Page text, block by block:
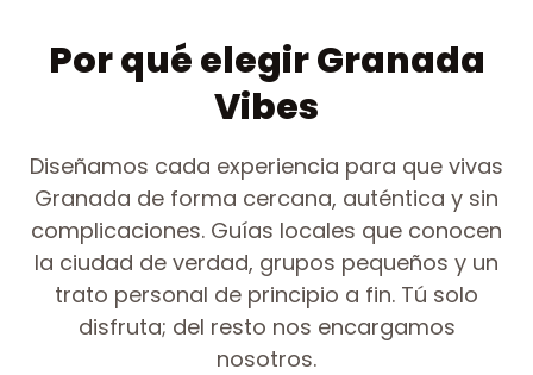
Por qué elegir Granada
Vibes
Diseñamos cada experiencia para que vivas
Granada de forma cercana, auténtica y sin
complicaciones. Guías locales que conocen
la ciudad de verdad, grupos pequeños y un
trato personal de principio a fin. Tú solo
disfruta; del resto nos encargamos
nosotros.